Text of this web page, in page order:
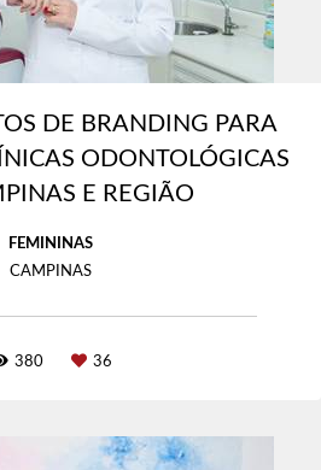
DE BRANDING PARA
ODONTOLÓGICAS
E REGIÃO
FEMININAS
CAMPINAS
380 36